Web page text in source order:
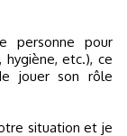
personne pour
etc.), ce
jouer son rôle
situation et je